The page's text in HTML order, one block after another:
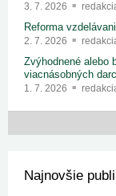
3. 7. 2026
Reforma
2. 7. 2026
Zvýhodnené alebo
viacnásobných
1. 7. 2026
Najnovšie